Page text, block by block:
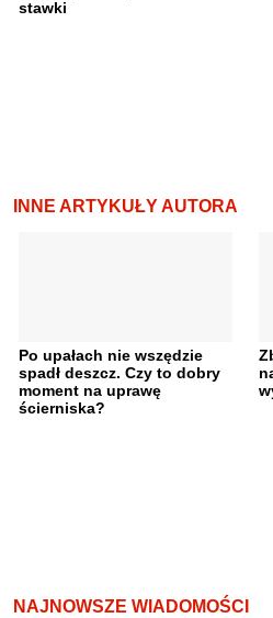
stawki
INNE ARTYKUŁY AUTORA
Po upałach nie wszędzie
spadł deszcz. Czy to dobry
moment na uprawę
ścierniska?
NAJNOWSZE WIADOMOŚCI